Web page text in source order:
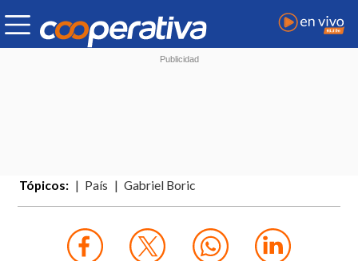
Tópicos: País Gabriel Boric